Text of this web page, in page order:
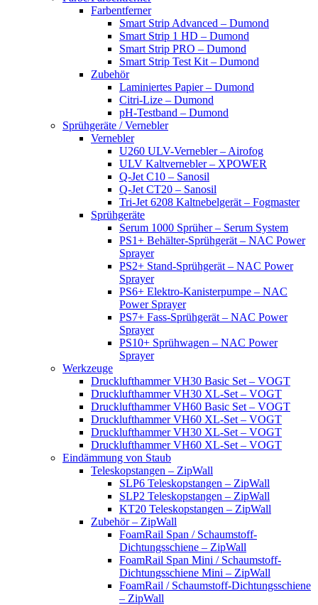
Farbentferner
Smart Strip Advanced – Dumond
Smart Strip 1 HD – Dumond
Smart Strip PRO – Dumond
Smart Strip Test Kit – Dumond
Zubehör
Laminiertes Papier – Dumond
Citri-Lize – Dumond
pH-Testband – Dumond
Sprühgeräte / Vernebler
Vernebler
U260 ULV-Vernebler – Airofog
ULV Kaltvernebler – XPOWER
Q-Jet C10 – Sanosil
Q-Jet CT20 – Sanosil
Tri-Jet 6208 Kaltnebelgerät – Fogmaster
Sprühgeräte
Serum 1000 Sprüher – Serum System
PS1+ Behälter-Sprühgerät – NAC Power
Sprayer
PS2+ Stand-Sprühgerät – NAC Power
Sprayer
PS6+ Elektro-Kanisterpumpe – NAC
Power Sprayer
PS7+ Fass-Sprühgerät – NAC Power
Sprayer
PS10+ Sprühwagen – NAC Power
Sprayer
Werkzeuge
Drucklufthammer VH30 Basic Set – VOGT
Drucklufthammer VH30 XL-Set – VOGT
Drucklufthammer VH60 Basic Set – VOGT
Drucklufthammer VH60 XL-Set – VOGT
Drucklufthammer VH30 XL-Set – VOGT
Drucklufthammer VH60 XL-Set – VOGT
Eindämmung von Staub
Teleskopstangen – ZipWall
SLP6 Teleskopstangen – ZipWall
SLP2 Teleskopstangen – ZipWall
KT20 Teleskopstangen – ZipWall
Zubehör – ZipWall
FoamRail Span / Schaumstoff-
Dichtungsschiene – ZipWall
FoamRail Span Mini / Schaumstoff-
Dichtungsschiene Mini – ZipWall
FoamRail / Schaumstoff-Dichtungsschiene
– ZipWall